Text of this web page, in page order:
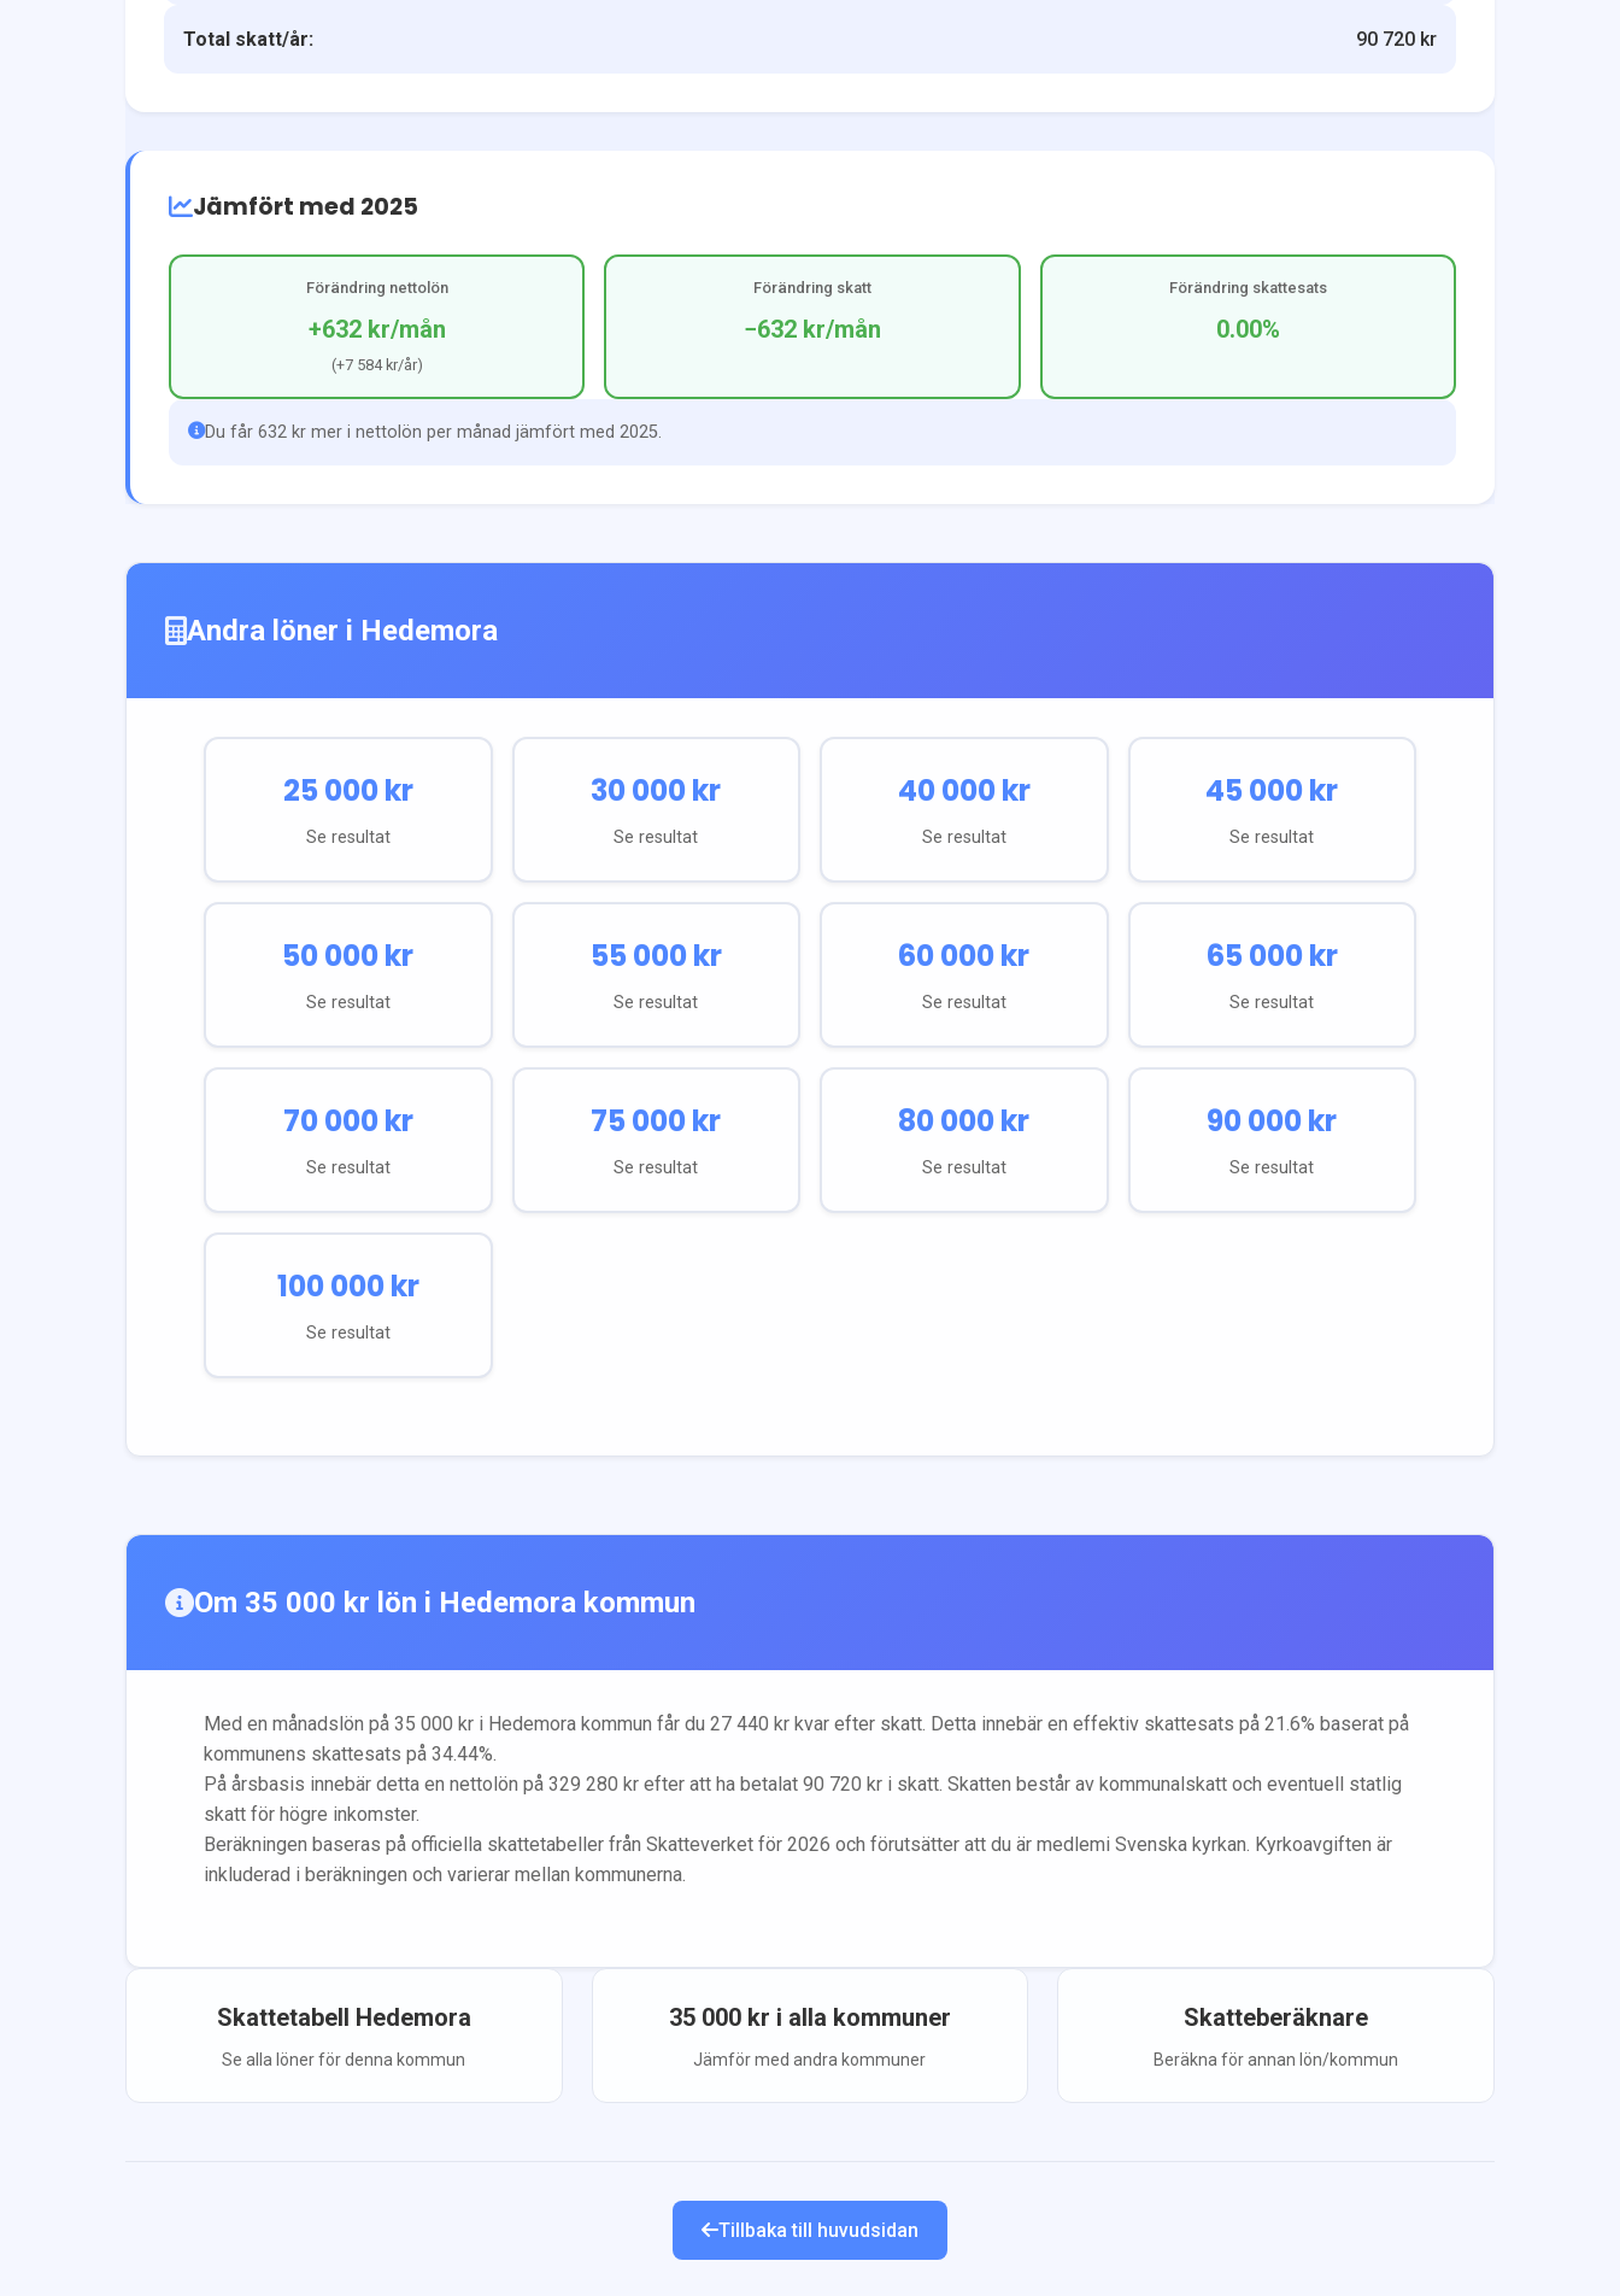
Total skatt/år: 90 720 kr
Jämfört med 2025
Förändring nettolön
+632 kr/mån
(+7 584 kr/år)
Förändring skatt
−632 kr/mån
Förändring skattesats
0.00%
Du får 632 kr mer i nettolön per månad jämfört med 2025.
Andra löner i Hedemora
25 000kr
Se resultat
30 000kr
Se resultat
40 000kr
Se resultat
45 000kr
Se resultat
50 000kr
Se resultat
55 000kr
Se resultat
60 000kr
Se resultat
65 000kr
Se resultat
70 000kr
Se resultat
75 000kr
Se resultat
80 000kr
Se resultat
90 000kr
Se resultat
100 000kr
Se resultat
Om 35 000 kr lön i Hedemora kommun
Med en månadslön på 35 000 kr i Hedemora kommun får du 27 440 kr kvar efter skatt. Detta innebär en effektiv skattesats på 21.6% baserat på
kommunens skattesats på 34.44%.
På årsbasis innebär detta en nettolön på 329 280 kr efter att ha betalat 90 720 kr i skatt. Skatten består av kommunalskatt och eventuell statlig
skatt för högre inkomster.
Beräkningen baseras på officiella skattetabeller från Skatteverket för 2026 och förutsätter att du är medlemi Svenska kyrkan. Kyrkoavgiften är
inkluderad i beräkningen och varierar mellan kommunerna.
Skattetabell Hedemora
Se alla löner för denna kommun
35 000kr i alla kommuner
Jämför med andra kommuner
Skatteberäknare
Beräkna för annan lön/kommun
Tillbaka till huvudsidan